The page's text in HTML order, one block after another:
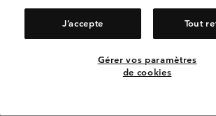
J’accepte Tout
Gérer vos paramètres
de cookies
France
Voir Tous Les Pays